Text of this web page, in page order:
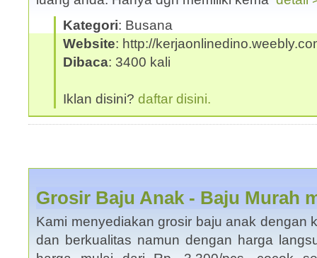
Kategori: Busana
Website: http://
Dibaca: 3400 kali
Iklan disini? daftar disini.
Grosir Baju Anak - Baju Murah
Kami menyediakan grosir baju anak dengan
dan berkualitas namun dengan harga